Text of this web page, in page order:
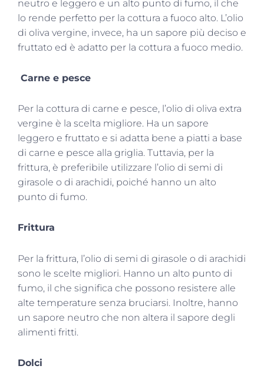
neutro e leggero e un alto punto di fumo, il che
lo rende perfetto per la cottura a fuoco alto. L’olio
di oliva vergine, invece, ha un sapore più deciso e
fruttato ed è adatto per la cottura a fuoco medio.
Carne e pesce
Per la cottura di carne e pesce, l’olio di oliva extra
vergine è la scelta migliore. Ha un sapore
leggero e fruttato e si adatta bene a piatti a base
di carne e pesce alla griglia. Tuttavia, per la
frittura, è preferibile utilizzare l’olio di semi di
girasole o di arachidi, poiché hanno un alto
punto di fumo.
Frittura
Per la frittura, l’olio di semi di girasole o di arachidi
sono le scelte migliori. Hanno un alto punto di
fumo, il che significa che possono resistere alle
alte temperature senza bruciarsi. Inoltre, hanno
un sapore neutro che non altera il sapore degli
alimenti fritti.
Dolci